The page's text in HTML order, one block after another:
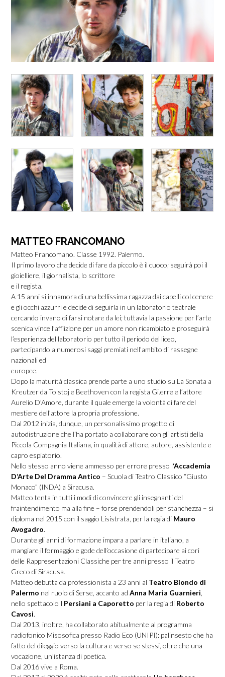
MATTEO FRANCOMANO
Matteo Francomano. Classe 1992. Palermo.
Il primo lavoro che decide di fare da piccolo è il cuoco; seguirà poi il
gioielliere, il giornalista, lo scrittore
e il regista.
A 15 anni si innamora di una bellissima ragazza dai capelli col cenere
e gli occhi azzurri e decide di seguirla in un laboratorio teatrale
cercando invano di farsi notare da lei; tuttavia la passione per l’arte
scenica vince l’afflizione per un amore non ricambiato e proseguirà
l’esperienza del laboratorio per tutto il periodo del liceo,
partecipando a numerosi saggi premiati nell’ambito di rassegne
nazionali ed
europee.
Dopo la maturità classica prende parte a uno studio su La Sonata a
Kreutzer da Tolstoj e Beethoven con la regista Gi.erre e l’attore
Aurelio D’Amore, durante il quale emerge la volontà di fare del
mestiere dell’attore la propria professione.
Dal 2012 inizia, dunque, un personalissimo progetto di
autodistruzione che l’ha portato a collaborare con gli artisti della
Piccola Compagnia Italiana, in qualità di attore, autore, assistente e
capro espiatorio.
Nello stesso anno viene ammesso per errore presso l‘Accademia
D’Arte Del Dramma Antico – Scuola di Teatro Classico “Giusto
Monaco” (INDA) a Siracusa.
Matteo tenta in tutti i modi di convincere gli insegnanti del
fraintendimento ma alla fine – forse prendendoli per stanchezza – si
diploma nel 2015 con il saggio Lisistrata, per la regia di Mauro
Avogadro.
Durante gli anni di formazione impara a parlare in italiano, a
mangiare il formaggio e gode dell’occasione di partecipare ai cori
delle Rappresentazioni Classiche per tre anni presso il Teatro
Greco di Siracusa.
Matteo debutta da professionista a 23 anni al Teatro Biondo di
Palermo nel ruolo di Serse, accanto ad Anna Maria Guarnieri,
nello spettacolo I Persiani a Caporetto per la regia di Roberto
Cavosi.
Dal 2013, inoltre, ha collaborato abitualmente al programma
radiofonico Misosofica presso Radio Eco (UNIPI): palinsesto che ha
fatto del dileggio verso la cultura e verso se stessi, oltre che una
vocazione, un’istanza di poetica.
Dal 2016 vive a Roma.